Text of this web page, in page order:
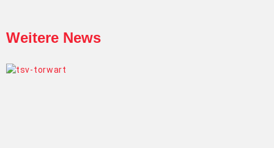
Weitere News